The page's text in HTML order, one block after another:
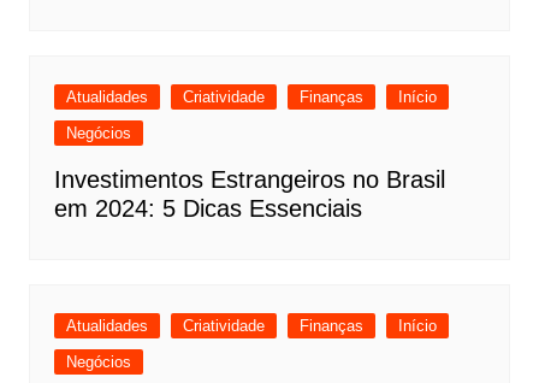
Atualidades Criatividade Finanças
Início
Negócios
Investimentos Estrangeiros no Brasil
em 2024: 5 Dicas Essenciais
Atualidades Criatividade Finanças
Início
Negócios